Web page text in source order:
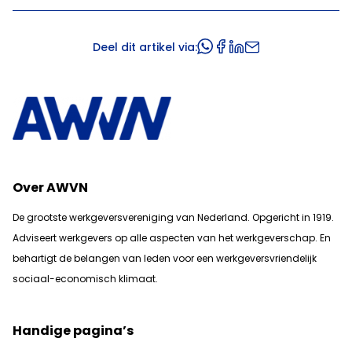
Deel dit artikel via:
Over AWVN
De grootste werkgeversvereniging van Nederland. Opgericht in 1919.
Adviseert werkgevers op alle aspecten van het werkgeverschap. En
behartigt de belangen van leden voor een werkgeversvriendelijk
sociaal-economisch klimaat.
Handige pagina’s